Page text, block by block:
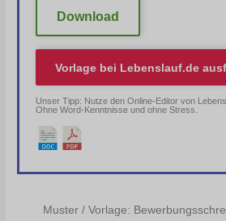
Download
Vorlage bei Lebenslauf.de
Unser Tipp: Nutze den Online-Editor von
Ohne Word-Kenntnisse und ohne Stress.
Muster / Vorlage: